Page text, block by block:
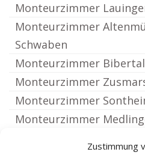
Zustimmung
Monteurzimmer
Monteurzimmer
Schwaben
Monteurzimmer
Monteurzimmer
Monteurzimmer
Monteurzimmer